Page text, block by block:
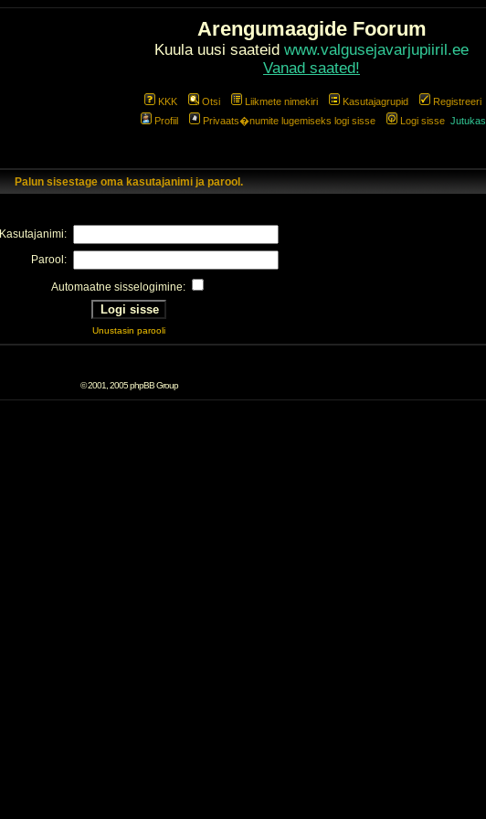
Arengumaagide Foorum
Kuula uusi saateid www.valgusejavarjupiiril.ee
Vanad saated!
KKK Otsi Liikmete nimekiri Kasutajagrupid
Registreeri
Profiil
Privaats�numite lugemiseks logi sisse Logi sisse Jutukas
Palun sisestage oma kasutajanimi ja parool.
Kasutajanimi:
Parool:
Automaatne sisselogimine:
Unustasin parooli
© 2001, 2005 phpBB Group